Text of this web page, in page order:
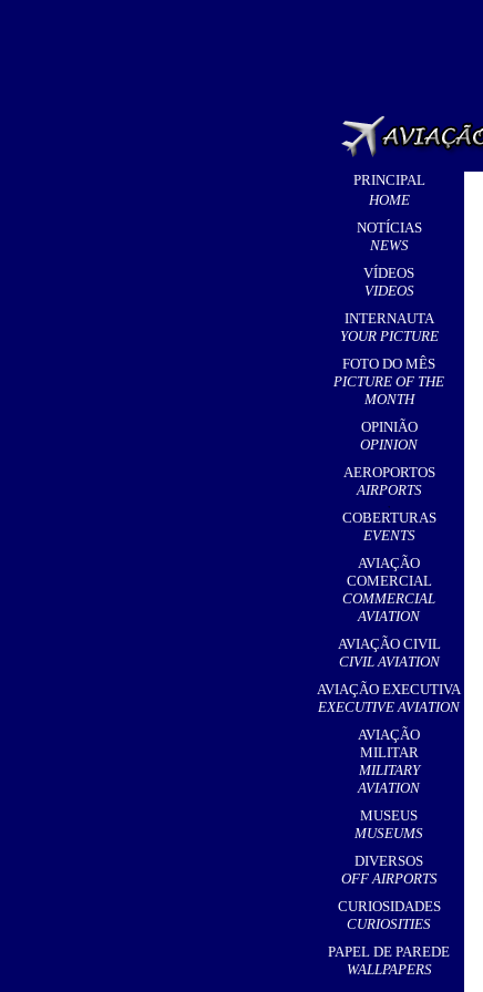
PRINCIPAL
HOME
NOTÍCIAS
NEWS
VÍDEOS
VIDEOS
INTERNAUTA
YOUR PICTURE
FOTO DO MÊS
PICTURE OF THE
MONTH
OPINIÃO
OPINION
AEROPORTOS
AIRPORTS
,
COBERTURAS
EVENTS
AVIAÇÃO
COMERCIAL
COMMERCIAL
AVIATION
AVIAÇÃO CIVIL
CIVIL AVIATION
AVIAÇÃO EXECUTIVA
EXECUTIVE AVIATION
AVIAÇÃO
MILITAR
MILITARY
AVIATION
MUSEUS
MUSEUMS
DIVERSOS
OFF AIRPORTS
CURIOSIDADES
CURIOSITIES
PAPEL DE PAREDE
WALLPAPERS